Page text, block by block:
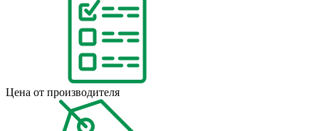
Цена от производителя